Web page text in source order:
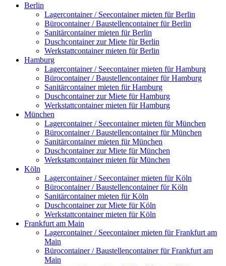
Berlin
Lagercontainer / Seecontainer mieten für Berlin
Bürocontainer / Baustellencontainer für Berlin
Sanitärcontainer mieten für Berlin
Duschcontainer zur Miete für Berlin
Werkstattcontainer mieten für Berlin
Hamburg
Lagercontainer / Seecontainer mieten für Hamburg
Bürocontainer / Baustellencontainer für Hamburg
Sanitärcontainer mieten für Hamburg
Duschcontainer zur Miete für Hamburg
Werkstattcontainer mieten für Hamburg
München
Lagercontainer / Seecontainer mieten für München
Bürocontainer / Baustellencontainer für München
Sanitärcontainer mieten für München
Duschcontainer zur Miete für München
Werkstattcontainer mieten für München
Köln
Lagercontainer / Seecontainer mieten für Köln
Bürocontainer / Baustellencontainer für Köln
Sanitärcontainer mieten für Köln
Duschcontainer zur Miete für Köln
Werkstattcontainer mieten für Köln
Frankfurt am Main
Lagercontainer / Seecontainer mieten für Frankfurt am
Main
Bürocontainer / Baustellencontainer für Frankfurt am
Main